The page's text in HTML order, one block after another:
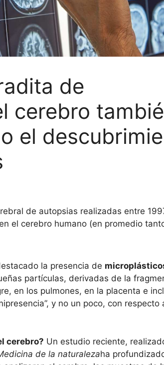
de
cerebro
el
de autopsias realizadas entre
el cerebro humano (en promedio
la presencia de
partículas, derivadas de la
en los pulmones, en la placenta e
y no un poco, con respecto
cerebro? Un estudio reciente,
de la naturalezaha